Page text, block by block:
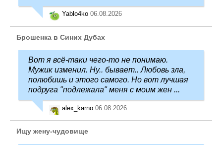
Yablo4ko 06.08.2026
Брошенка в Синих Дубах
Вот я всё-таки чего-то не понимаю.
Мужик изменил. Ну.. бывает.. Любовь зла,
полюбишь и этого самого. Но вот лучшая
подруга "подлежала" меня с моим жен ...
alex_karno 06.08.2026
Ищу жену-чудовище